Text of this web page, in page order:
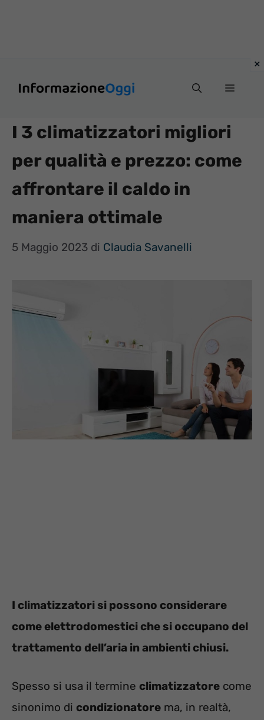
Menu
I 3 climatizzatori migliori
per qualità e prezzo: come
affrontare il caldo in
maniera ottimale
5 Maggio 2023 di Claudia Savanelli
I climatizzatori si possono considerare
come elettrodomestici che si occupano del
trattamento dell’aria in ambienti chiusi.
Spesso si usa il termine climatizzatore come
sinonimo di condizionatore ma, in realtà,